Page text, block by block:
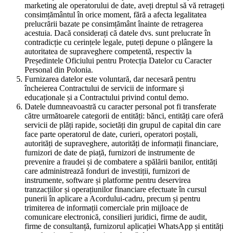
marketing ale operatorului de date, aveți dreptul să vă retrageți
consimțământul în orice moment, fără a afecta legalitatea
prelucrării bazate pe consimțământ înainte de retragerea
acestuia. Dacă considerați că datele dvs. sunt prelucrate în
contradicție cu cerințele legale, puteți depune o plângere la
autoritatea de supraveghere competentă, respectiv la
Președintele Oficiului pentru Protecția Datelor cu Caracter
Personal din Polonia.
Furnizarea datelor este voluntară, dar necesară pentru
încheierea Contractului de servicii de informare și
educaționale și a Contractului privind contul demo.
Datele dumneavoastră cu caracter personal pot fi transferate
către următoarele categorii de entități: bănci, entități care oferă
servicii de plăți rapide, societăți din grupul de capital din care
face parte operatorul de date, curieri, operatori poștali,
autorități de supraveghere, autorități de informații financiare,
furnizori de date de piață, furnizori de instrumente de
prevenire a fraudei și de combatere a spălării banilor, entități
care administrează fonduri de investiții, furnizori de
instrumente, software și platforme pentru deservirea
tranzacțiilor și operațiunilor financiare efectuate în cursul
punerii în aplicare a Acordului-cadru, precum și pentru
trimiterea de informații comerciale prin mijloace de
comunicare electronică, consilieri juridici, firme de audit,
firme de consultanță, furnizorul aplicației WhatsApp și entități